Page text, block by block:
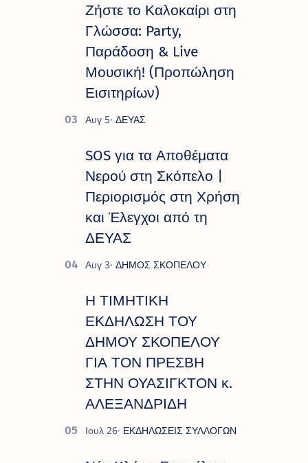
πρόγραμμα εκδ…
Ζήστε το Καλοκαίρι στη
Γλώσσα: Party,
Παράδοση & Live
Μουσική! (Προπώληση
Εισιτηρίων)
SOS για τα Αποθέματα
Νερού στη Σκόπελο |
Περιορισμός στη Χρήση
και Έλεγχοι από τη
ΔΕΥΑΣ
Η ΤΙΜΗΤΙΚΗ
ΕΚΔΗΛΩΣΗ ΤΟΥ
ΔΗΜΟΥ ΣΚΟΠΕΛΟΥ
ΓΙΑ ΤΟΝ ΠΡΕΣΒΗ
ΣΤΗΝ ΟΥΑΣΙΓΚΤΟΝ κ.
ΑΛΕΞΑΝΔΡΙΔΗ